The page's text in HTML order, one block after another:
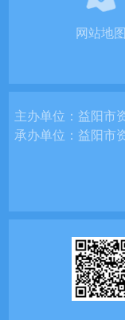
网站地图
主办单位：益阳市
承办单位：益阳市